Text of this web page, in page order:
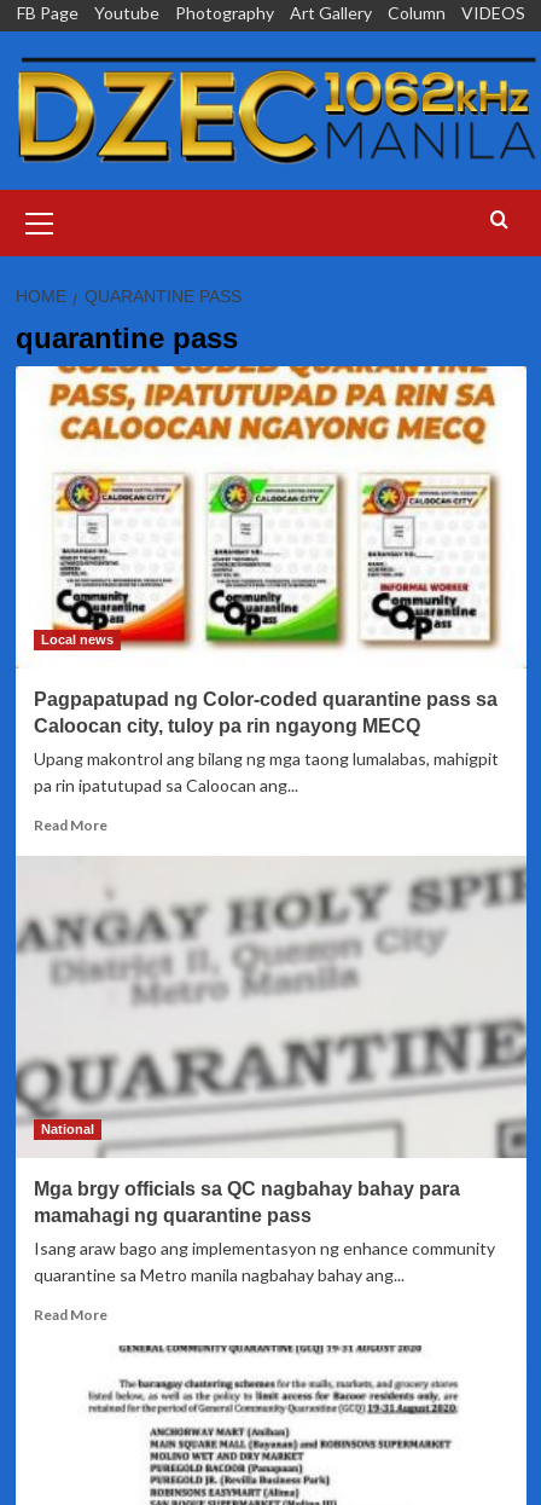
Skip
content
FB Page Youtube Photography Art Gallery Column VIDEOS
Menu
HOME QUARANTINE PASS
quarantine pass
Local news
Pagpapatupad ng Color-coded quarantine pass sa
Caloocan city, tuloy pa rin ngayong MECQ
Upang makontrol ang bilang ng mga taong lumalabas, mahigpit
pa rin ipatutupad sa Caloocan ang...
Read MoreRead
Pagpapatupad
ng
Color-
coded
quarantine
pass
Caloocan
city,
tuloy
pa
rin
MECQ
National
Mga brgy officials sa QC nagbahay bahay para
mamahagi ng quarantine pass
Isang araw bago ang implementasyon ng enhance community
quarantine sa Metro manila nagbahay bahay ang...
Read MoreRead
about
Mga
brgy
officials
nagbahay